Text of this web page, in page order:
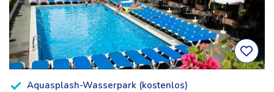
Aquasplash-Wasserpark (kostenlos)